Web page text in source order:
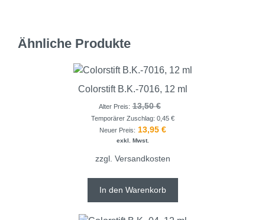
Ähnliche Produkte
Colorstift B.K.-7016, 12 ml
Alter Preis: 13,50€
Temporärer Zuschlag: 0,45 €
Neuer Preis: 13,95 €
exkl. Mwst.
zzgl. Versandkosten
In den Warenkorb